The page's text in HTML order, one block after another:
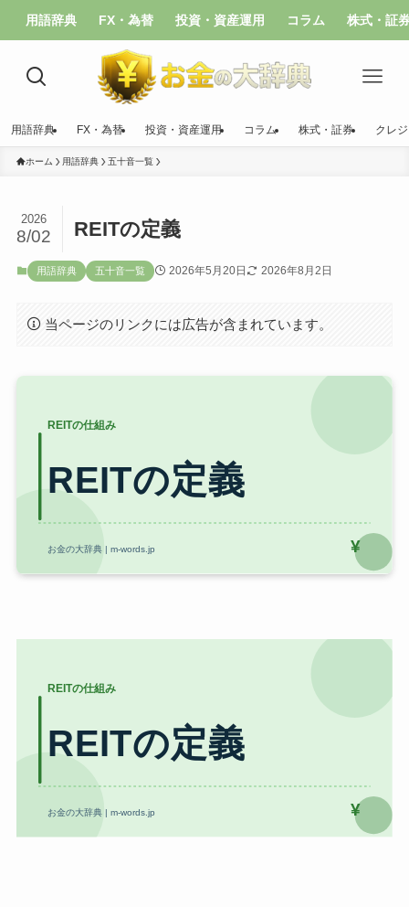
用語辞典 FX・為替 投資・資産運用 コラム 株式・証
用語辞典 FX・為替 投資・資産運用 コラム 株式・証券 クレ
ホーム 用語辞典 五十音一覧
REITの定義
2026
8/02
用語辞典 五十音一覧 2026年5月20日 2026年8月2日
当ページのリンクには広告が含まれています。